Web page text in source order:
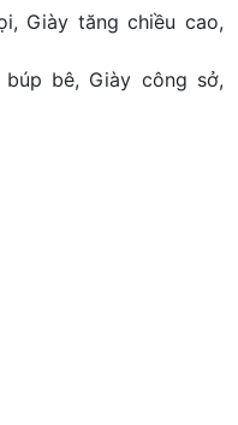
Giày tăng chiều cao,
bê, Giày công sở,